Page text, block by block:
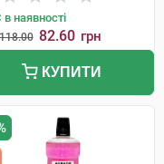
в наявності
82.60 грн
КУПИТИ